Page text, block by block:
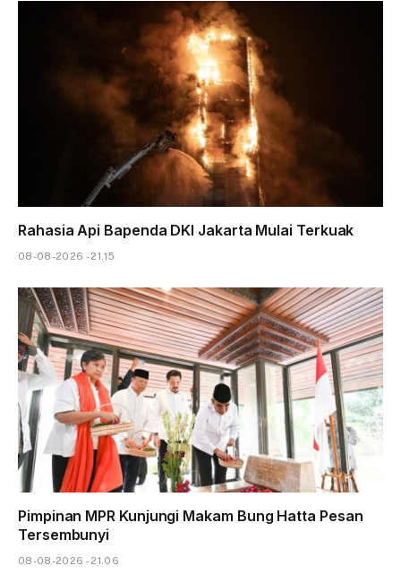
Rahasia Api Bapenda DKI Jakarta Mulai Terkuak
08-08-2026 - 21.15
Pimpinan MPR Kunjungi Makam Bung Hatta Pesan
Tersembunyi
08-08-2026 - 21.06